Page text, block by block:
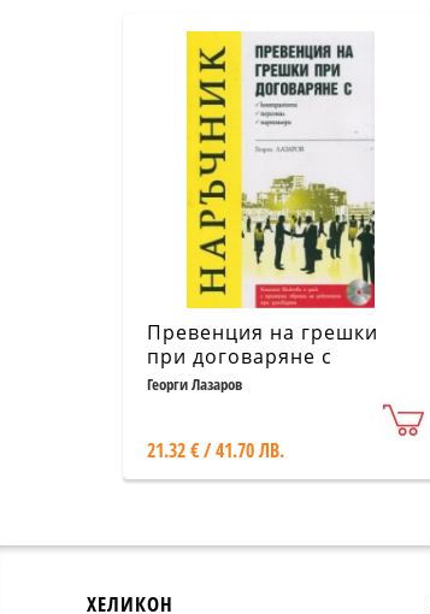
Превенция на грешки
при договаряне с
контрагенти, персонал,
Георги Лазаров
21.32 € / 41.70 ЛВ.
ХЕЛИКОН